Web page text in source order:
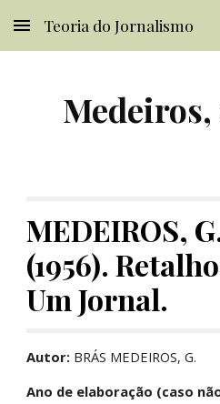
Skip to main content
Teoria do Jornalismo
Medeiros,
MEDEIROS,
(1956).
Um Jornal.
Autor: BRÁS MEDEIROS, G.
Ano de elaboração (caso